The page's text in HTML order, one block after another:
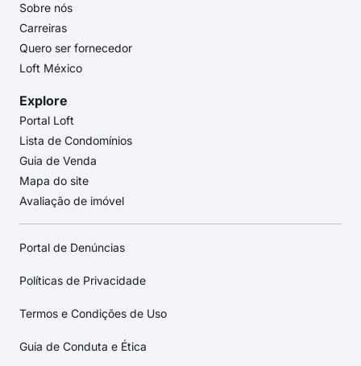
Sobre nós
Carreiras
Quero ser fornecedor
Loft México
Explore
Portal Loft
Lista de Condomínios
Guia de Venda
Mapa do site
Avaliação de imóvel
Portal de Denúncias
Políticas de Privacidade
Termos e Condições de Uso
Guia de Conduta e Ética